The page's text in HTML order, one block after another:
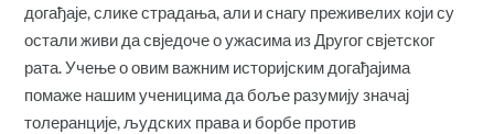
догађаје, слике страдања, али и снагу преживелих који су
остали живи да свједоче о ужасима из Другог свјетског
рата. Учење о овим важним историјским догађајима
помаже нашим ученицима да боље разумију значај
толеранције, људских права и борбе против